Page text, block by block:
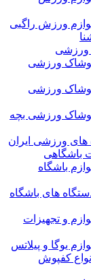
ورزش راگبی
ورزشی
پوشاک ورزشی
پوشاک ورزشی
پوشاک ورزشی بچه
های ورزشی ایران
باشگاهی
باشگاه
های باشگاه
و تجهیزات
یوگا و پیلاتس
کفپوش